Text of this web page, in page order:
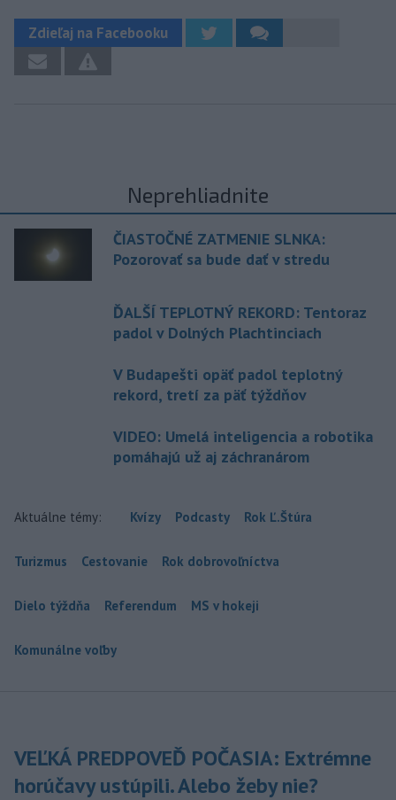
Zdieľaj na Facebooku
Neprehliadnite
ČIASTOČNÉ ZATMENIE SLNKA:
Pozorovať sa bude dať v stredu
ĎALŠÍ TEPLOTNÝ REKORD: Tentoraz
padol v Dolných Plachtinciach
V Budapešti opäť padol teplotný
rekord, tretí za päť týždňov
VIDEO: Umelá inteligencia a robotika
pomáhajú už aj záchranárom
Aktuálne témy: Kvízy Podcasty Rok Ľ.Štúra
Turizmus Cestovanie Rok dobrovoľníctva
Dielo týždňa Referendum MS v hokeji
Komunálne voľby
VEĽKÁ PREDPOVEĎ POČASIA: Extrémne
horúčavy ustúpili. Alebo žeby nie?